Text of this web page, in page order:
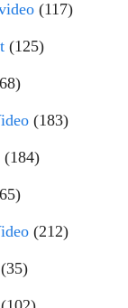
(117)
(125)
(183)
(184)
(212)